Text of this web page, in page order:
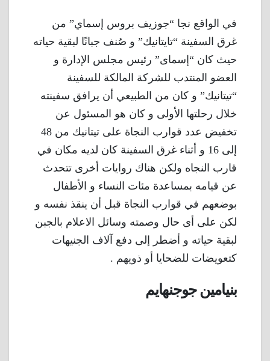
في الواقع نجا “جوزيف بروس إسماي” من
غرق السفينة “تايتانيك” و صُنف جبانًا لبقية حياته
حيث كان “إسماى” رئيس مجلس الإدارة و
العضو المنتدب للشركة المالكة للسفينة
“تيتانيك” و كان من الطبيعي أن يرافق سفينته
خلال رحلتها الأولى و كان هو المسئول عن
تخفيض عدد قوارب النجاة على تيتانيك من 48
إلى 16 و أثناء غرق السفينة كان لديه مكان في
قارب النجاه ولكن هناك روايات أخرى تتحدث
عن قيامه بمساعدة مئات النساء و الأطفال
بوضعهم في قوارب النجاة قبل أن ينقذ نفسه و
لكن على أى حال وصمته وسائل الاعلام بالجبن
لبقية حياته و أضطر إلى دفع آلاف الجنيهات
كتعويضات للضحايا أو ذويهم .
بنيامين جوجنهايم